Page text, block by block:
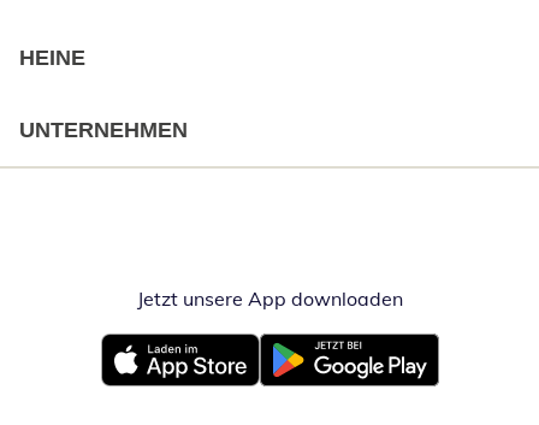
HEINE
UNTERNEHMEN
Jetzt unsere App downloadenÖffnet in
Öffnet in neuem FensterÖffnet in neuem Fenster